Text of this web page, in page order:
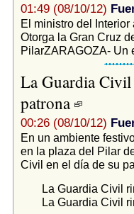
01:49 (08/10/12)
El ministro del
Otorga la Gran Cruz
PilarZARAGOZA- Un
La Guardia
patrona
00:26 (08/10/12)
En un ambiente
en la plaza del Pilar
Civil en el día de su
La Guardia Civil
La Guardia Civil